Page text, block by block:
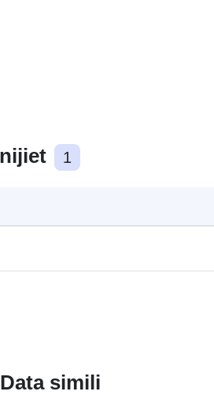
1
simili